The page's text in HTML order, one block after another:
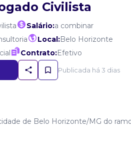
Civilista
Salário:a combinar
Local:Belo Horizonte
Contrato:Efetivo
Publicada há 3 dias
de Belo Horizonte/MG do